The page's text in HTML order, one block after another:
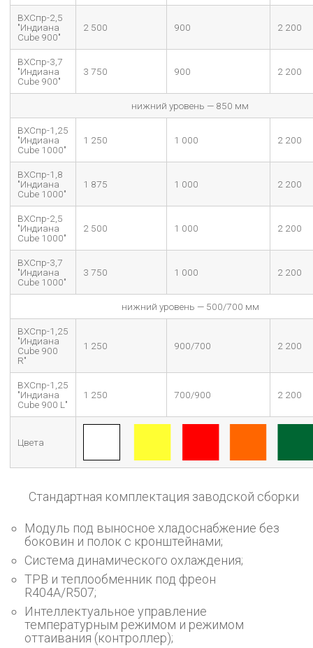
ВХСпр-2,5
"Индиана
Cube 900"
2 500 900 2 200
ВХСпр-3,7
"Индиана
Cube 900"
3 750 900 2 200
нижний уровень — 850 мм
ВХСпр-1,25
"Индиана
Cube 1000"
1 250 1 000 2 200
ВХСпр-1,8
"Индиана
Cube 1000"
1 875 1 000 2 200
ВХСпр-2,5
"Индиана
Cube 1000"
2 500 1 000 2 200
ВХСпр-3,7
"Индиана
Cube 1000"
3 750 1 000 2 200
нижний уровень — 500/700 мм
ВХСпр-1,25
"Индиана
Cube 900
R"
1 250 900/700 2 200
ВХСпр-1,25
"Индиана
Cube 900 L"
1 250 700/900 2 200
Цвета
Стандартная комплектация заводской сборки
Модуль под выносное хладоснабжение без
боковин и полок с кронштейнами;
Система динамического охлаждения;
ТРВ и теплообменник под фреон
R404A/R507;
Интеллектуальное управление
температурным режимом и режимом
оттаивания (контроллер);